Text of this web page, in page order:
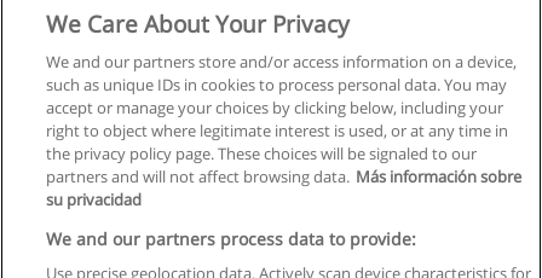
Regras de uso
We Care About Your Privacy
We and our partners store and/or access information on a device,
such as unique IDs in cookies to process personal data. You may
accept or manage your choices by clicking below, including your
right to object where legitimate interest is used, or at any time in
the privacy policy page. These choices will be signaled to our
partners and will not affect browsing data. Más información sobre
su privacidad
We and our partners process data to provide:
Use precise geolocation data. Actively scan device characteristics for